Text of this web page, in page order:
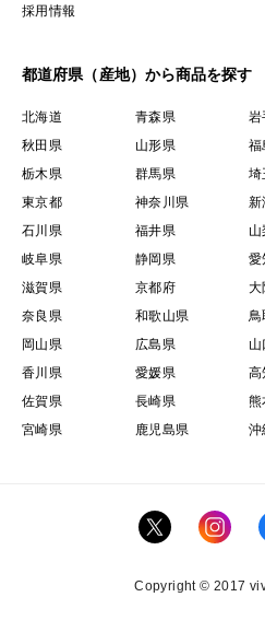
採用情報
都道府県（産地）から商品を探す
北海道 青森県 岩
秋田県
山形県 福
栃木県
群馬県 埼
東京都
神奈川県 新
石川県
福井県
岐阜県
静岡県 愛
滋賀県
京都府 大
奈良県
和歌山県 鳥
岡山県
広島県
香川県
愛媛県 高
佐賀県
長崎県 熊
宮崎県
鹿児島県 沖
Copyright © 2017